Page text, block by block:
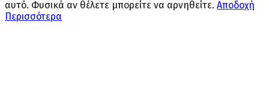
αυτό. Φυσικά αν θέλετε μπορείτε να αρνηθείτε. Αποδοχή
Περισσότερα